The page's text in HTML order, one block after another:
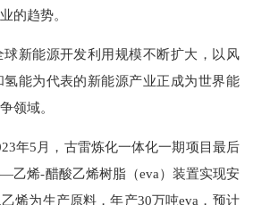
的趋势。
能源开发利用规模不断扩大，以风
能为代表的新能源产业正成为世界能
领域。
5月，古雷炼化一体化一期项目最后
烯-醋酸乙烯树脂（eva）装置实现安
烯为生产原料，年产30万吨eva，预计